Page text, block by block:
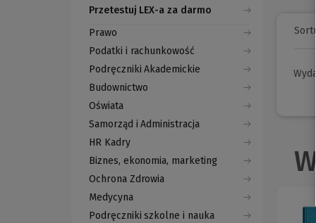
Przetestuj LEX-a za darmo
(Nowe
okno)
(Link
do
innej
strony)
Prawo
Podatki i rachunkowość
Podręczniki Akademickie
Budownictwo
Oświata
Samorząd i Administracja
HR Kadry
Biznes, ekonomia, marketing
Ochrona Zdrowia
Medycyna
Podręczniki szkolne i nauka